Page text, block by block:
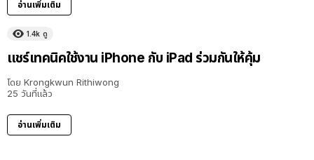
อ่านเพิ่มเติม
1.4k ดู
แชร์เทคนิคใช้งาน iPhone กับ iPad ร่วมกันให้คุ้ม
โดย Krongkwun Rithiwong
25 วันที่แล้ว
อ่านเพิ่มเติม